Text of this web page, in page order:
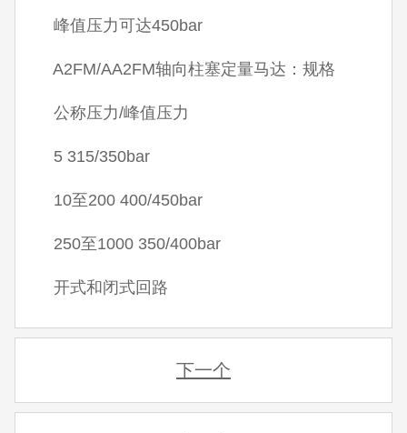
峰值压力可达450bar
A2FM/AA2FM轴向柱塞定量马达：规格
公称压力/峰值压力
5 315/350bar
10至200 400/450bar
250至1000 350/400bar
开式和闭式回路
下一个